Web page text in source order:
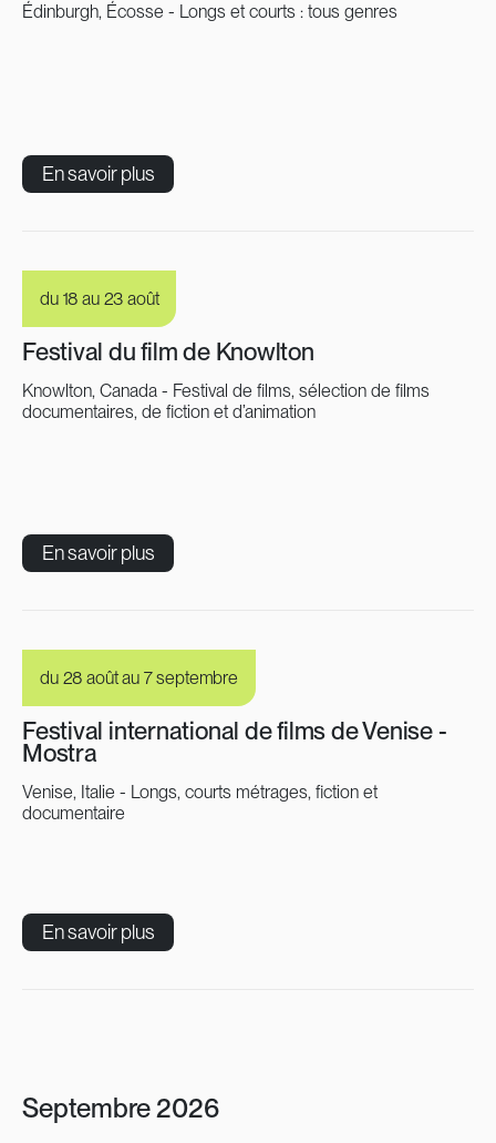
Édinburgh, Écosse - Longs et courts : tous genres
En savoir plus
du 18 au 23 août
Festival du film de Knowlton
Knowlton, Canada - Festival de films, sélection de films
documentaires, de fiction et d’animation
En savoir plus
du 28 août au 7 septembre
Festival international de films de Venise -
Mostra
Venise, Italie - Longs, courts métrages, fiction et
documentaire
En savoir plus
Septembre 2026